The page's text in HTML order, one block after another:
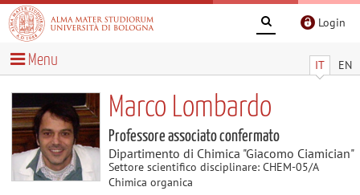
Login
IT EN
Menu
Marco Lombardo
Professore associato confermato
Dipartimento di Chimica "Giacomo Ciamician"
Settore scientifico disciplinare: CHEM-05/A
Chimica organica